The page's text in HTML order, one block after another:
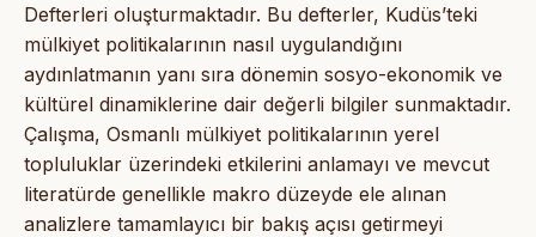
Defterleri oluşturmaktadır. Bu defterler, Kudüs’teki
mülkiyet politikalarının nasıl uygulandığını
aydınlatmanın yanı sıra dönemin sosyo-ekonomik ve
kültürel dinamiklerine dair değerli bilgiler sunmaktadır.
Çalışma, Osmanlı mülkiyet politikalarının yerel
topluluklar üzerindeki etkilerini anlamayı ve mevcut
literatürde genellikle makro düzeyde ele alınan
analizlere tamamlayıcı bir bakış açısı getirmeyi